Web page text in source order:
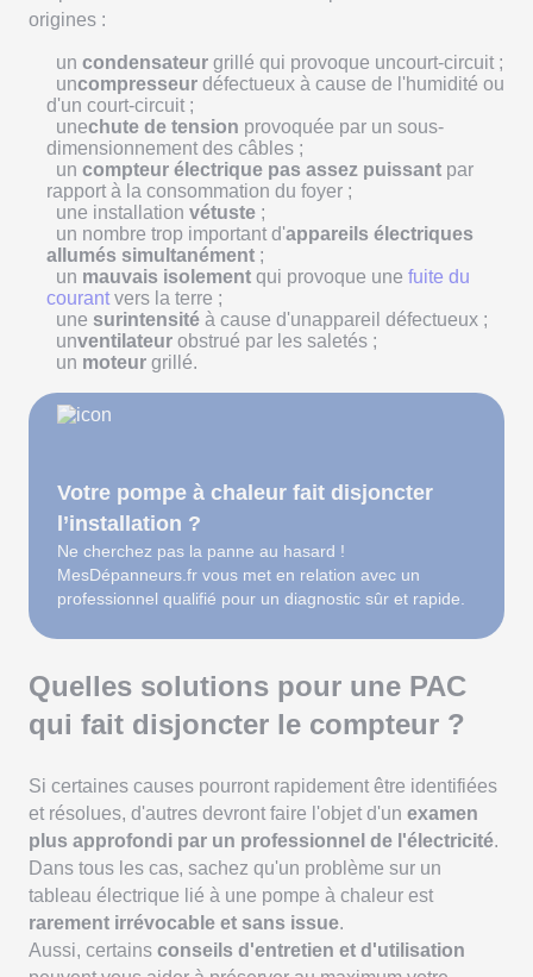
origines :
un condensateur grillé qui provoque uncourt-circuit ;
uncompresseur défectueux à cause de l'humidité ou
d'un court-circuit ;
unechute de tension provoquée par un sous-
dimensionnement des câbles ;
un compteur électrique pas assez puissant par
rapport à la consommation du foyer ;
une installation vétuste ;
un nombre trop important d'appareils électriques
allumés simultanément ;
un mauvais isolement qui provoque une fuite du
courant vers la terre ;
une surintensité à cause d'unappareil défectueux ;
unventilateur obstrué par les saletés ;
un moteur grillé.
Votre pompe à chaleur fait disjoncter
l’installation ?
Ne cherchez pas la panne au hasard !
MesDépanneurs.fr vous met en relation avec un
professionnel qualifié pour un diagnostic sûr et rapide.
Quelles solutions pour une PAC
qui fait disjoncter le compteur ?
Si certaines causes pourront rapidement être identifiées
et résolues, d'autres devront faire l'objet d'un examen
plus approfondi par un professionnel de l'électricité.
Dans tous les cas, sachez qu'un problème sur un
tableau électrique lié à une pompe à chaleur est
rarement irrévocable et sans issue.
Aussi, certains conseils d'entretien et d'utilisation